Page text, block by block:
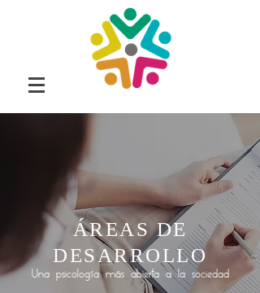
ÁREAS DE
DESARROLLO
Una psicología más abierta a la sociedad